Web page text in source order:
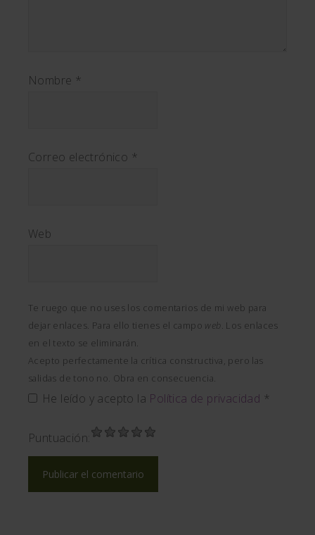
Nombre *
Correo electrónico *
Web
Te ruego que no uses los comentarios de mi web para
dejar enlaces. Para ello tienes el campo web . Los enlaces
en el texto se eliminarán.
Acepto perfectamente la crítica constructiva, pero las
salidas de tono no. Obra en consecuencia.
He leído y acepto la Política de privacidad *
Puntuación: